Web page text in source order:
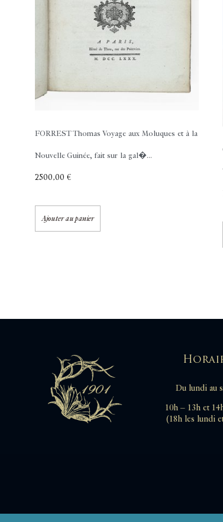
FORREST Thomas Voyage aux Moluques et à la
Nouvelle Guinée, fait sur la gal�...
2500,00 €
Ajouter au panier
Du lundi au
10h – 13h et
(18h les lundi